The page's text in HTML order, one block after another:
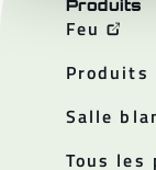
Produits
Feu
Produits
Salle
Tous les